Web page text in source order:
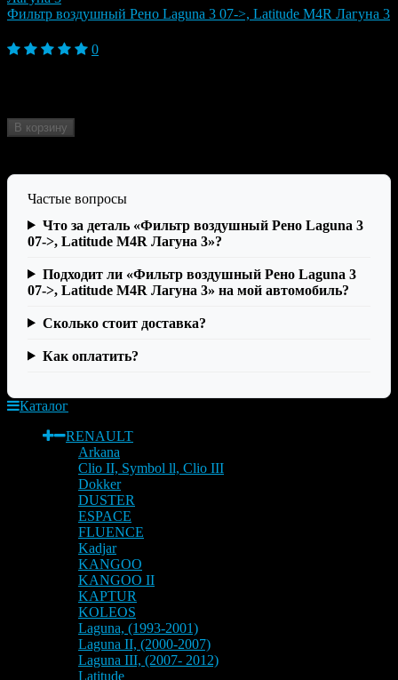
Фильтр воздушный Рено Laguna 3 07->, Latitude M4R Лагуна 3
0
В корзину
Частые вопросы
Что за деталь «Фильтр воздушный Рено Laguna 3
07->, Latitude M4R Лагуна 3»?
Подходит ли «Фильтр воздушный Рено Laguna 3
07->, Latitude M4R Лагуна 3» на мой автомобиль?
Сколько стоит доставка?
Как оплатить?
Каталог
RENAULT
Arkana
Clio II, Symbol ll, Clio III
Dokker
DUSTER
ESPACE
FLUENCE
Kadjar
KANGOO
KANGOO II
KAPTUR
KOLEOS
Laguna, (1993-2001)
Laguna II, (2000-2007)
Laguna III, (2007- 2012)
Latitude